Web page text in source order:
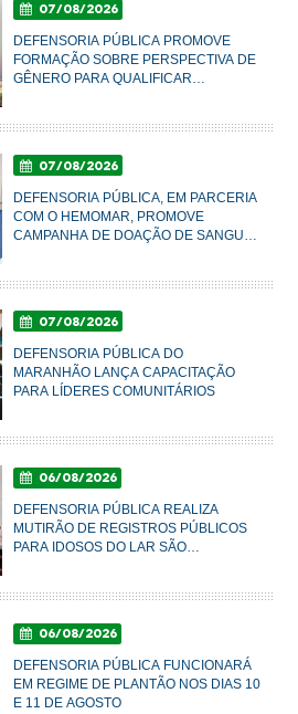
07/08/2026
DEFENSORIA PÚBLICA PROMOVE
FORMAÇÃO SOBRE PERSPECTIVA DE
GÊNERO PARA QUALIFICAR
07/08/2026
DEFENSORIA PÚBLICA, EM PARCERIA
COM O HEMOMAR, PROMOVE
CAMPANHA DE DOAÇÃO DE SANGUE
07/08/2026
DEFENSORIA PÚBLICA DO
MARANHÃO LANÇA CAPACITAÇÃO
PARA LÍDERES COMUNITÁRIOS
06/08/2026
DEFENSORIA PÚBLICA REALIZA
MUTIRÃO DE REGISTROS PÚBLICOS
PARA IDOSOS DO LAR SÃO
06/08/2026
DEFENSORIA PÚBLICA FUNCIONARÁ
EM REGIME DE PLANTÃO NOS DIAS 10
E 11 DE AGOSTO